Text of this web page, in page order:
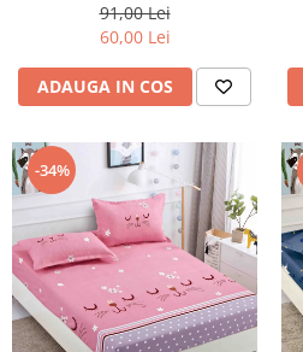
91,00 Lei
60,00 Lei
ADAUGA IN COS
-34%